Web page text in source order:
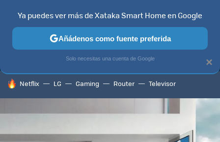
MENÚ NUEVO
CONTENIDOS SMART TV
HOY SE HABLA DE
Netflix LG Gaming Router Televisor
×
Ya puedes ver más de Xataka Smart Home en Google
Añádenos como fuente preferida
Solo necesitas una cuenta de Google